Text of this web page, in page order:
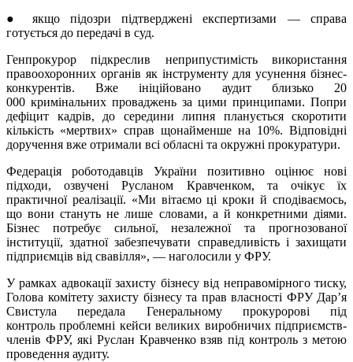
● якщо підозри підтверджені експертизами — справа
готується до передачі в суд.
Генпрокурор підкреслив неприпустимість використання
правоохоронних органів як інструменту для усунення бізнес-
конкурентів. Вже ініційовано аудит близько 20
000 кримінальних проваджень за цими принципами. Попри
дефіцит кадрів, до середини липня планується скоротити
кількість «мертвих» справ щонайменше на 10%. Відповідні
доручення вже отримали всі обласні та окружні прокуратури.
Федерація роботодавців України позитивно оцінює нові
підходи, озвучені Русланом Кравченком, та очікує їх
практичної реалізації. «Ми вітаємо ці кроки й сподіваємось,
що вони стануть не лише словами, а й конкретними діями.
Бізнес потребує сильної, незалежної та прогнозованої
інституції, здатної забезпечувати справедливість і захищати
підприємців від свавілля», — наголосили у ФРУ.
У рамках адвокації захисту бізнесу від неправомірного тиску,
Голова комітету захисту бізнесу та прав власності ФРУ Дарʼя
Свистула передала Генеральному прокуророві під
контроль проблемні кейси великих виробничих підприємств-
членів ФРУ, які Руслан Кравченко взяв під контроль з метою
проведення аудиту.